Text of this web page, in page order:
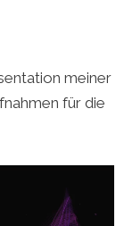
meiner
für die